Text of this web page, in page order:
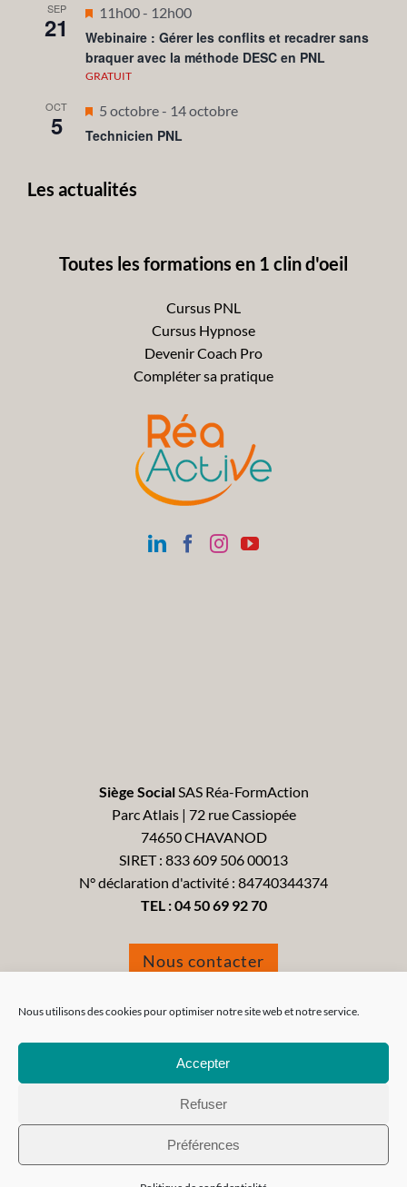
Nous utilisons des cookies pour optimiser notre site web et notre service.
Accepter
Refuser
Préférences
SEP
21
Mis
en
avant
11h00- 12h00
Webinaire : Gérer les conflits et recadrer sans
braquer avec la méthode DESC en PNL
GRATUIT
OCT
5
Mis
en
5 octobre- 14 octobre
Technicien PNL
Les actualités
Toutes les formations en 1 clin d'oeil
Cursus PNL
Cursus Hypnose
Devenir Coach Pro
Compléter sa pratique
Siège SocialSAS Réa-FormAction
Parc Atlais | 72 rue Cassiopée
74650 CHAVANOD
SIRET : 833 609 506 00013
N° déclaration d'activité : 84740344374
TEL :04 50 69 92 70
Nous contacter
Tous droits réservés 2021 - Réa-FormAction -
Légales-CGV-CGU-Politique de confidentialité